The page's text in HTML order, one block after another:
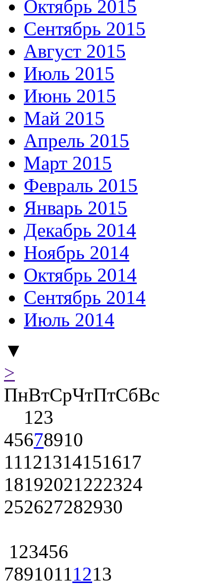
Октябрь 2015
Сентябрь 2015
Август 2015
Июль 2015
Июнь 2015
Май 2015
Апрель 2015
Март 2015
Февраль 2015
Январь 2015
Декабрь 2014
Ноябрь 2014
Октябрь 2014
Сентябрь 2014
Июль 2014
▼
>
ПнВтСрЧтПтСбВс
123
45678910
11121314151617
18192021222324
252627282930
123456
78910111213